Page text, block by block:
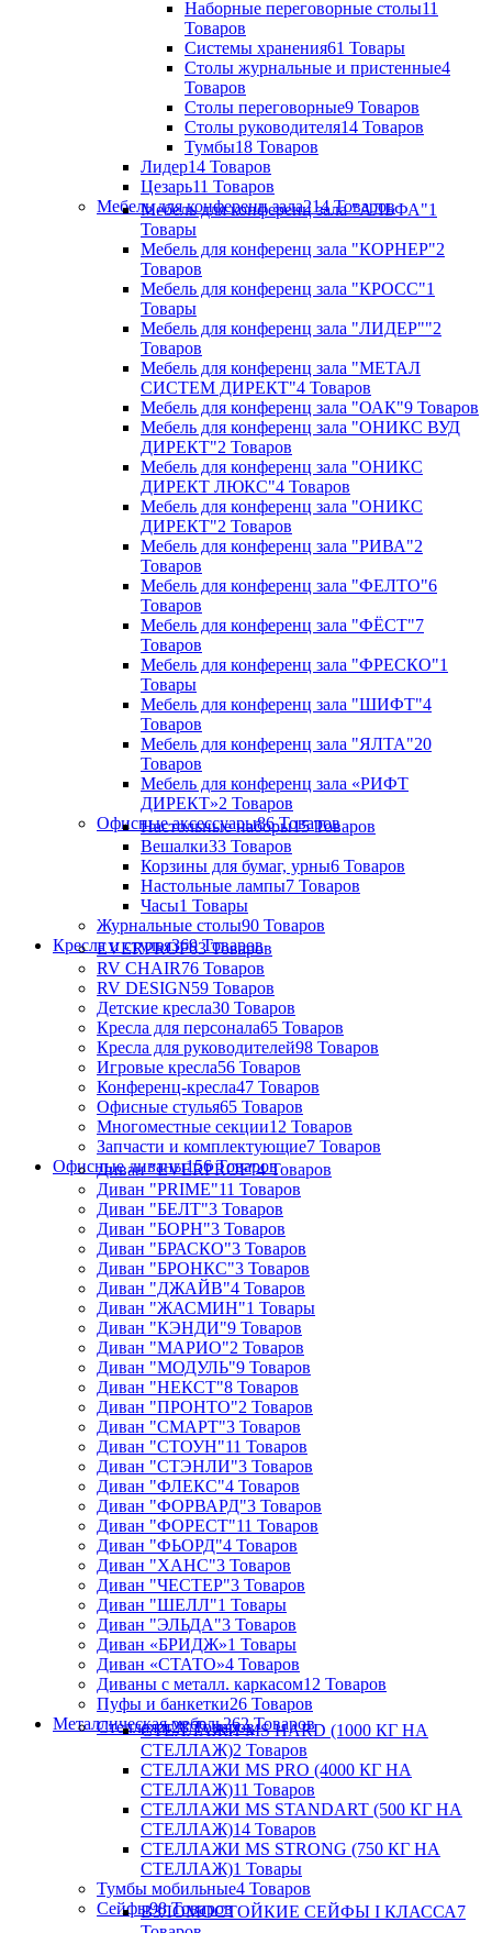
Наборные переговорные столы11
Товаров
Системы хранения61 Товары
Столы журнальные и пристенные4
Товаров
Столы переговорные9 Товаров
Столы руководителя14 Товаров
Тумбы18 Товаров
Лидер14 Товаров
Цезарь11 Товаров
Мебель для конференц зала214 Товаров
Мебель для конференц зала "АЛЬФА"1
Товары
Мебель для конференц зала "КОРНЕР"2
Товаров
Мебель для конференц зала "КРОСС"1
Товары
Мебель для конференц зала "ЛИДЕР""2
Товаров
Мебель для конференц зала "МЕТАЛ
СИСТЕМ ДИРЕКТ"4 Товаров
Мебель для конференц зала "ОАК"9 Товаров
Мебель для конференц зала "ОНИКС ВУД
ДИРЕКТ"2 Товаров
Мебель для конференц зала "ОНИКС
ДИРЕКТ ЛЮКС"4 Товаров
Мебель для конференц зала "ОНИКС
ДИРЕКТ"2 Товаров
Мебель для конференц зала "РИВА"2
Товаров
Мебель для конференц зала "ФЕЛТО"6
Товаров
Мебель для конференц зала "ФЁСТ"7
Товаров
Мебель для конференц зала "ФРЕСКО"1
Товары
Мебель для конференц зала "ШИФТ"4
Товаров
Мебель для конференц зала "ЯЛТА"20
Товаров
Мебель для конференц зала «РИФТ
ДИРЕКТ»2 Товаров
Офисные аксессуары86 Товаров
Настольные наборы15 Товаров
Вешалки33 Товаров
Корзины для бумаг, урны6 Товаров
Настольные лампы7 Товаров
Часы1 Товары
Журнальные столы90 Товаров
Кресла и стулья369 Товаров
EVERPROF63 Товаров
RV CHAIR76 Товаров
RV DESIGN59 Товаров
Детские кресла30 Товаров
Кресла для персонала65 Товаров
Кресла для руководителей98 Товаров
Игровые кресла56 Товаров
Конференц-кресла47 Товаров
Офисные стулья65 Товаров
Многоместные секции12 Товаров
Запчасти и комплектующие7 Товаров
Офисные диваны156 Товаров
Диван "EVERPROF"4 Товаров
Диван "PRIME"11 Товаров
Диван "БЕЛТ"3 Товаров
Диван "БОРН"3 Товаров
Диван "БРАСКО"3 Товаров
Диван "БРОНКС"3 Товаров
Диван "ДЖАЙВ"4 Товаров
Диван "ЖАСМИН"1 Товары
Диван "КЭНДИ"9 Товаров
Диван "МАРИО"2 Товаров
Диван "МОДУЛЬ"9 Товаров
Диван "НЕКСТ"8 Товаров
Диван "ПРОНТО"2 Товаров
Диван "СМАРТ"3 Товаров
Диван "СТОУН"11 Товаров
Диван "СТЭНЛИ"3 Товаров
Диван "ФЛЕКС"4 Товаров
Диван "ФОРВАРД"3 Товаров
Диван "ФОРЕСТ"11 Товаров
Диван "ФЬОРД"4 Товаров
Диван "ХАНС"3 Товаров
Диван "ЧЕСТЕР"3 Товаров
Диван "ШЕЛЛ"1 Товары
Диван "ЭЛЬДА"3 Товаров
Диван «БРИДЖ»1 Товары
Диван «СТАТО»4 Товаров
Диваны с металл. каркасом12 Товаров
Пуфы и банкетки26 Товаров
Металлическая мебель262 Товаров
Стеллажи28 Товаров
СТЕЛЛАЖИ MS HARD (1000 КГ НА
СТЕЛЛАЖ)2 Товаров
СТЕЛЛАЖИ MS PRO (4000 КГ НА
СТЕЛЛАЖ)11 Товаров
СТЕЛЛАЖИ MS STANDART (500 КГ НА
СТЕЛЛАЖ)14 Товаров
СТЕЛЛАЖИ MS STRONG (750 КГ НА
СТЕЛЛАЖ)1 Товары
Тумбы мобильные4 Товаров
Сейфы98 Товаров
ВЗЛОМОСТОЙКИЕ СЕЙФЫ I КЛАССА7